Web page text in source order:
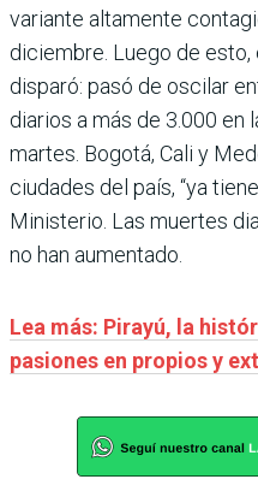
variante altamente
diciembre. Luego de
disparó: pasó de oscilar
diarios a más de 3.000 en
martes. Bogotá, Cali y
ciudades del país, “ya
Ministerio. Las muertes
no han aumentado.
Lea más: Pirayú, la
pasiones en propios y